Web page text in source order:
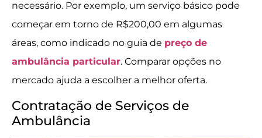
necessário. Por exemplo, um serviço básico pode
começar em torno de R$200,00 em algumas
áreas, como indicado no guia de preço de
ambulância particular. Comparar opções no
mercado ajuda a escolher a melhor oferta.
Contratação de Serviços de
Ambulância